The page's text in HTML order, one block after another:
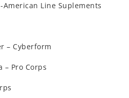
Line Suplements
– Cyberform
– Pro Corps